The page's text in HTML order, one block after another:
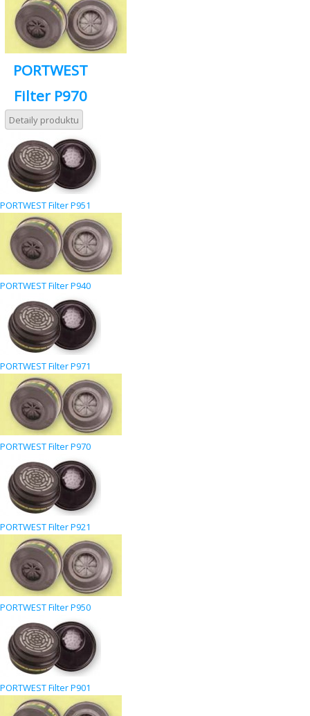
PORTWEST
Filter P970
Detaily produktu
PORTWEST Filter P951
PORTWEST Filter P940
PORTWEST Filter P971
PORTWEST Filter P970
PORTWEST Filter P921
PORTWEST Filter P950
PORTWEST Filter P901